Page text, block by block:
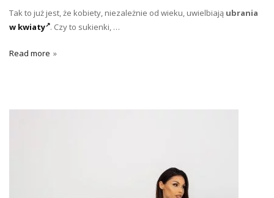
Tak to już jest, że kobiety, niezależnie od wieku, uwielbiają ubrania
w kwiaty . Czy to sukienki, …
Read more